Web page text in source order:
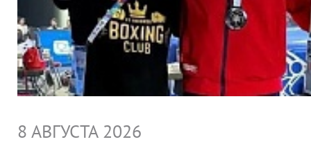
8 АВГУСТА 2026